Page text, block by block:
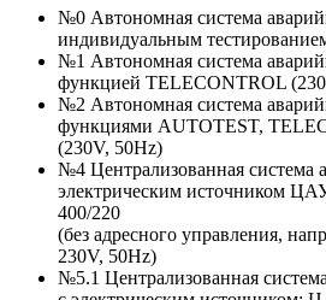
№0 Автономная система
индивидуальным
№1 Автономная система
функцией TELECONTROL
№2 Автономная система
функциями AUTOTEST,
(230V, 50Hz)
№4 Централизованная система
электрическим источником
400/220
(без адресного управления,
230V, 50Hz)
№5.1 Централизованная